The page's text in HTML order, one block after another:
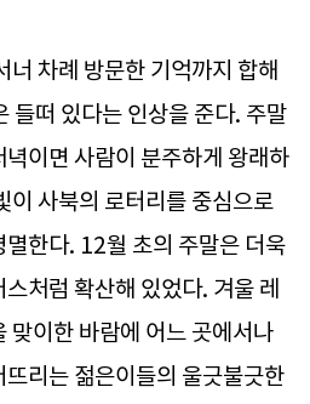
차례 방문한 기억까지 합해
들떠 있다는 인상을 준다. 주말
이면 사람이 분주하게 왕래하
이 사북의 로터리를 중심으로
한다. 12월 초의 주말은 더욱
처럼 확산해 있었다. 겨울 레
맞이한 바람에 어느 곳에서나
리는 젊은이들의 울긋불긋한